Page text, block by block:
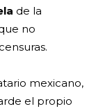
de la
no
mexicano,
el propio